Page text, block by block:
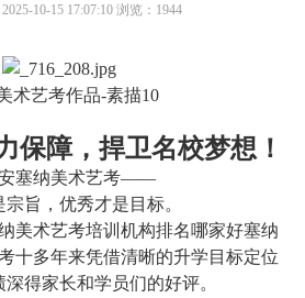
10-15 17:07:10 浏览：1944
术艺考作品-素描10
保障，捍卫名校梦想！
塞纳美术艺考——
宗旨，优秀才是目标。
美术艺考培训机构排名哪家好塞纳
十多年来凭借清晰的升学目标定位
得家长和学员们的好评。